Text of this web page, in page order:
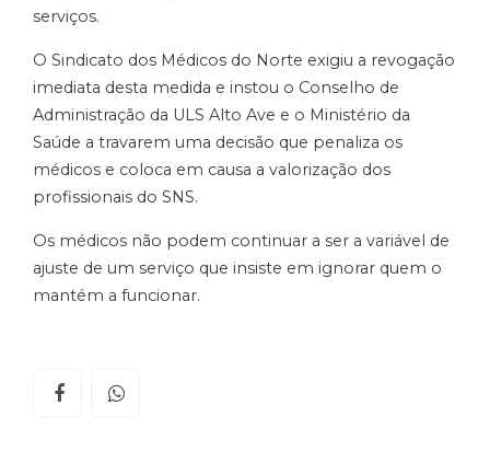
serviços.
O Sindicato dos Médicos do Norte exigiu a revogação
imediata desta medida e instou o Conselho de
Administração da ULS Alto Ave e o Ministério da
Saúde a travarem uma decisão que penaliza os
médicos e coloca em causa a valorização dos
profissionais do SNS.
Os médicos não podem continuar a ser a variável de
ajuste de um serviço que insiste em ignorar quem o
mantém a funcionar.